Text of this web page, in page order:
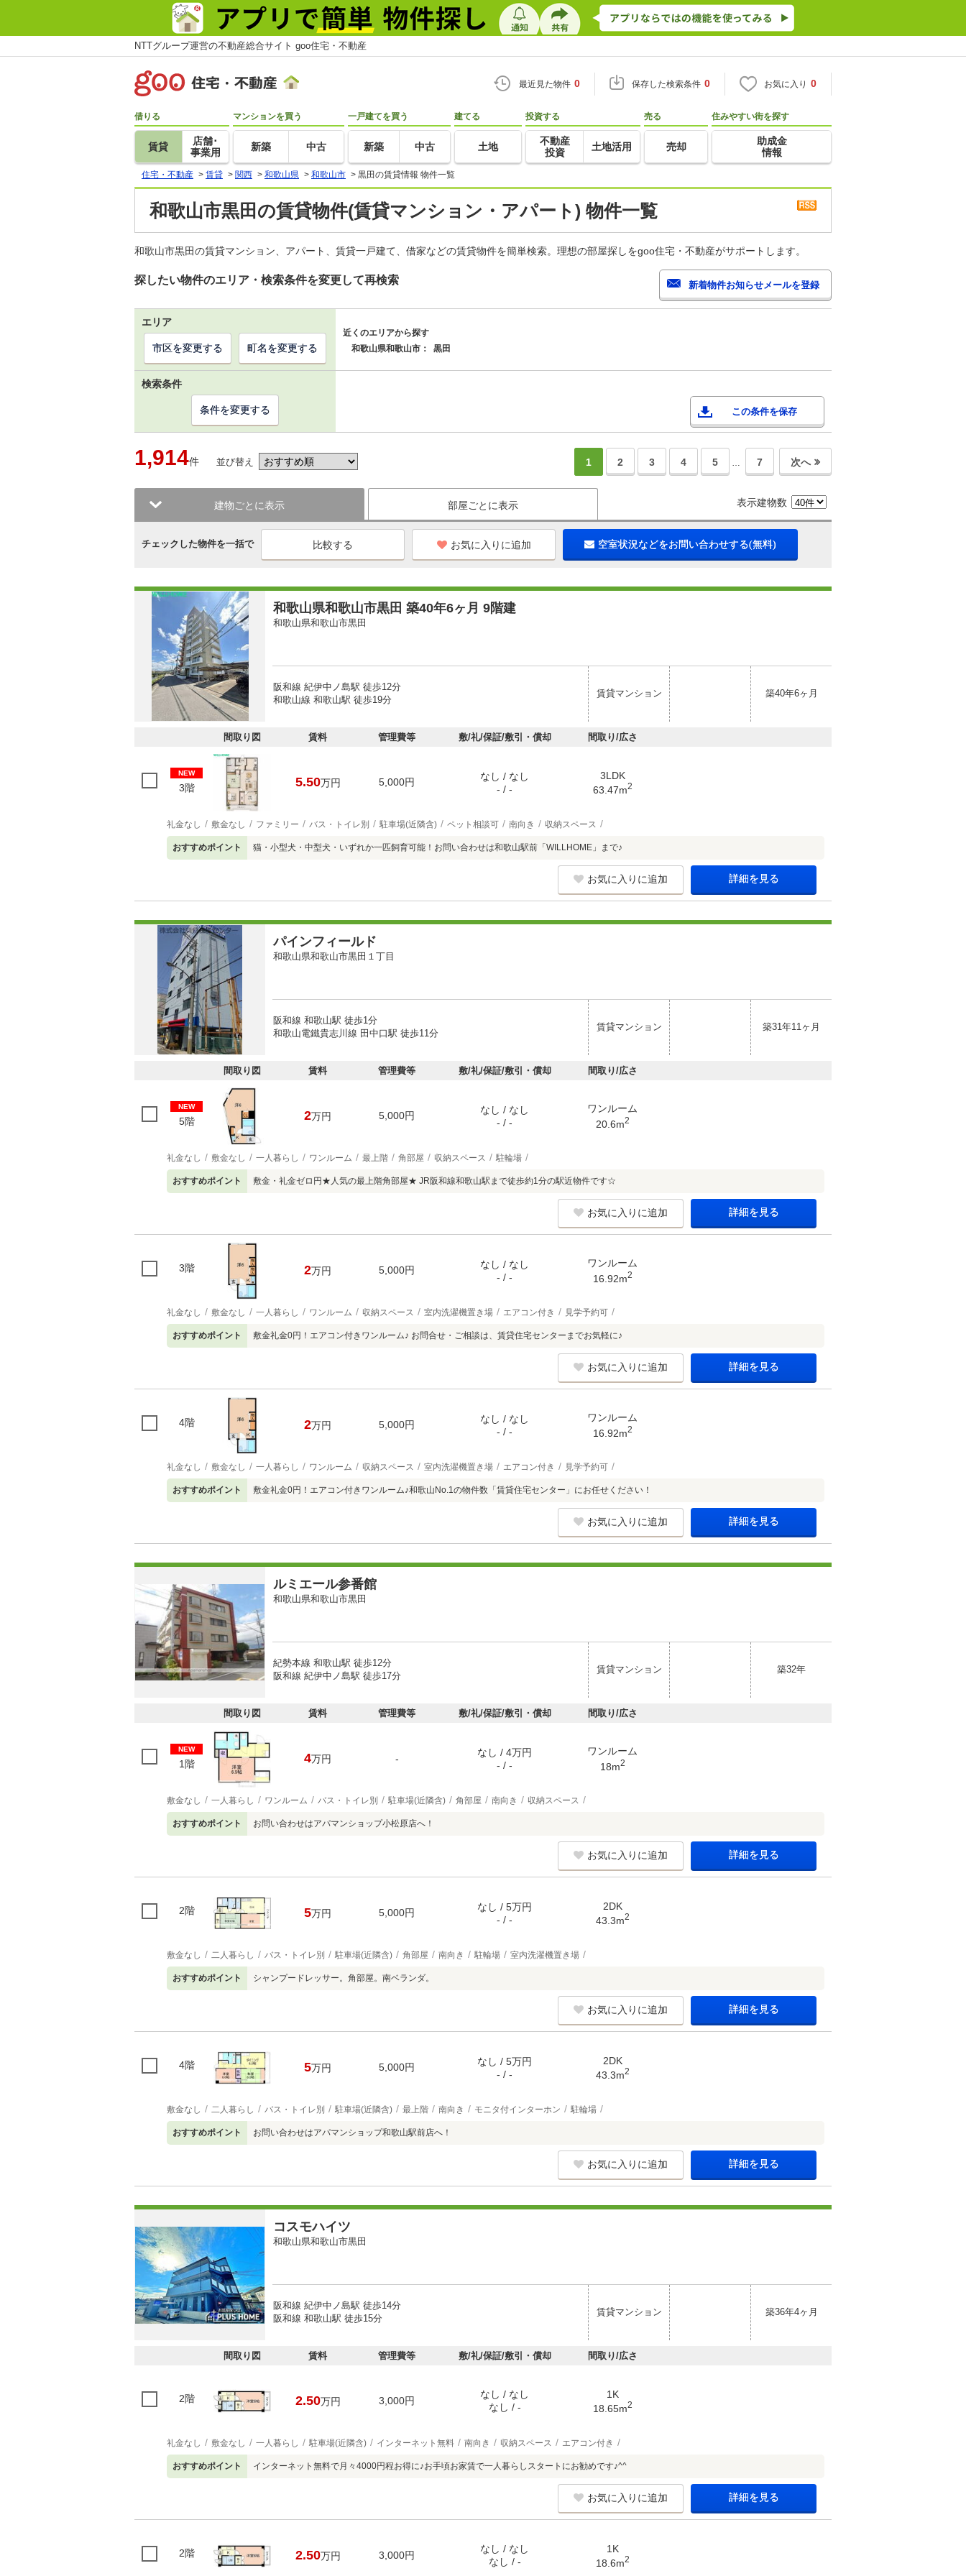
NTTグループ運営の不動産総合サイト goo住宅・不動産
最近見た物件 0 保存した検索条件 0 お気に入り 0
借りる
賃貸
店舗･
事業用
マンションを買う
新築 中古
一戸建てを買う
新築 中古
建てる
土地
投資する
不動産
投資
土地活用
売る
売却
住みやすい街を探す
助成金
情報
住宅・不動産 > 賃貸 > 関西 > 和歌山県 > 和歌山市 > 黒田の賃貸情報 物件一覧
和歌山市黒田の賃貸物件(賃貸マンション・アパート) 物件一覧
和歌山市黒田の賃貸マンション、アパート、賃貸一戸建て、借家などの賃貸物件を簡単検索。理想の部屋探しをgoo住宅・不動産がサポートします。
探したい物件のエリア・検索条件を変更して再検索
エリア
近くのエリアから探す
和歌山県和歌山市：
黒田
市区を変更する 町名を変更する
検索条件
この条件を保存
条件を変更する
1,914件 並び替え 1 2 3 4 5 … 7 次へ
建物ごとに表示 部屋ごとに表示 表示建物数
チェックした物件を一括で お気に入りに追加 空室状況などをお問い合わせする(無料)
和歌山県和歌山市黒田 築40年6ヶ月 9階建
和歌山県和歌山市黒田
阪和線 紀伊中ノ島駅 徒歩12分
和歌山線 和歌山駅 徒歩19分
賃貸マンション 築40年6ヶ月
間取り図 賃料 管理費等 敷/礼/保証/敷引・償却 間取り/広さ
NEW
3階 5.50万円 5,000円
なし / なし
- / -
3LDK
63.47m2
礼金なし 敷金なし ファミリー バス・トイレ別 駐車場(近隣含) ペット相談可 南向き 収納スペース
おすすめポイント 猫・小型犬・中型犬・いずれか一匹飼育可能！お問い合わせは和歌山駅前「WILLHOME」まで♪
お気に入りに追加 詳細を見る
パインフィールド
和歌山県和歌山市黒田１丁目
阪和線 和歌山駅 徒歩1分
和歌山電鐵貴志川線 田中口駅 徒歩11分
賃貸マンション 築31年11ヶ月
間取り図 賃料 管理費等 敷/礼/保証/敷引・償却 間取り/広さ
NEW
5階 2万円 5,000円
なし / なし
- / -
ワンルーム
20.6m2
礼金なし 敷金なし 一人暮らし ワンルーム 最上階 角部屋 収納スペース 駐輪場
おすすめポイント 敷金・礼金ゼロ円★人気の最上階角部屋★ JR阪和線和歌山駅まで徒歩約1分の駅近物件です☆
お気に入りに追加 詳細を見る
3階 2万円 5,000円
なし / なし
- / -
ワンルーム
16.92m2
礼金なし 敷金なし 一人暮らし ワンルーム 収納スペース 室内洗濯機置き場 エアコン付き 見学予約可
おすすめポイント 敷金礼金0円！エアコン付きワンルーム♪ お問合せ・ご相談は、賃貸住宅センターまでお気軽に♪
お気に入りに追加 詳細を見る
4階 2万円 5,000円
なし / なし
- / -
ワンルーム
16.92m2
礼金なし 敷金なし 一人暮らし ワンルーム 収納スペース 室内洗濯機置き場 エアコン付き 見学予約可
おすすめポイント 敷金礼金0円！エアコン付きワンルーム♪和歌山No.1の物件数「賃貸住宅センター」にお任せください！
お気に入りに追加 詳細を見る
ルミエール参番館
和歌山県和歌山市黒田
紀勢本線 和歌山駅 徒歩12分
阪和線 紀伊中ノ島駅 徒歩17分
賃貸マンション 築32年
間取り図 賃料 管理費等 敷/礼/保証/敷引・償却 間取り/広さ
NEW
1階 4万円 -
なし / 4万円
- / -
ワンルーム
18m2
敷金なし 一人暮らし ワンルーム バス・トイレ別 駐車場(近隣含) 角部屋 南向き 収納スペース
おすすめポイント お問い合わせはアパマンショップ小松原店へ！
お気に入りに追加 詳細を見る
2階 5万円 5,000円
なし / 5万円
- / -
2DK
43.3m2
敷金なし 二人暮らし バス・トイレ別 駐車場(近隣含) 角部屋 南向き 駐輪場 室内洗濯機置き場
おすすめポイント シャンプードレッサー。角部屋。南ベランダ。
お気に入りに追加 詳細を見る
4階 5万円 5,000円
なし / 5万円
- / -
2DK
43.3m2
敷金なし 二人暮らし バス・トイレ別 駐車場(近隣含) 最上階 南向き モニタ付インターホン 駐輪場
おすすめポイント お問い合わせはアパマンショップ和歌山駅前店へ！
お気に入りに追加 詳細を見る
コスモハイツ
和歌山県和歌山市黒田
阪和線 紀伊中ノ島駅 徒歩14分
阪和線 和歌山駅 徒歩15分
賃貸マンション 築36年4ヶ月
間取り図 賃料 管理費等 敷/礼/保証/敷引・償却 間取り/広さ
2階 2.50万円 3,000円
なし / なし
なし / -
1K
18.65m2
礼金なし 敷金なし 一人暮らし 駐車場(近隣含) インターネット無料 南向き 収納スペース エアコン付き
おすすめポイント インターネット無料で月々4000円程お得に♪お手頃お家賃で一人暮らしスタートにお勧めです♪^^
お気に入りに追加 詳細を見る
2階 2.50万円 3,000円
なし / なし
なし / -
1K
18.6m2